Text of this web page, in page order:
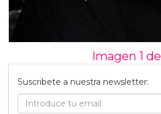
Imagen 1 de
Suscribete a nuestra newsletter: